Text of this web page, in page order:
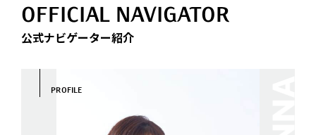
東京富士美術館で2019年10月5日から2020年1月19日ま
で開催された企画展「マネの銅版画コレクション」展の
オンライン展覧会です。
OFFICIAL NAVIGATOR
公式ナビゲーター紹介
PROFILE